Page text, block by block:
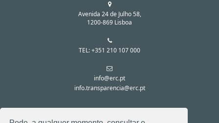
Avenida 24 de Julho 58,
1200-869 Lisboa
TEL: +351 210 107 000
info@erc.pt
info.transparencia@erc.pt